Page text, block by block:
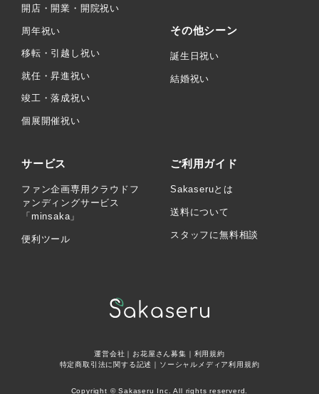
開店・開業・開院祝い
周年祝い
移転・引越し祝い
就任・昇進祝い
竣工・落成祝い
個展開催祝い
その他シーン
誕生日祝い
結婚祝い
サービス
ファン企画専用クラウドフ
ァンディングサービス
「minsaka」
便利ツール
ご利用ガイド
Sakaseruとは
送料について
スタッフに無料相談
運営会社 ｜お花屋さん募集 ｜ 利用規約
特定商取引法に関する記述 ｜ ソーシャルメディア利用規約
Copyright © Sakaseru Inc. All rights reserverd.